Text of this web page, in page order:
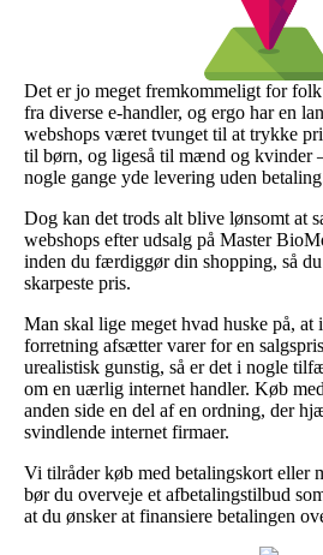
Det er jo meget fremkommeligt for
fra diverse e-handler, og ergo har en
webshops været tvunget til at trykke
til børn, og ligeså til mænd og kvinder
nogle gange yde levering uden
Dog kan det trods alt blive lønsomt at
webshops efter udsalg på Master
inden du færdiggør din shopping, så
skarpeste pris.
Man skal lige meget hvad huske på,
forretning afsætter varer for en
urealistisk gunstig, så er det i nogle
om en uærlig internet handler. Køb
anden side en del af en ordning, der
svindlende internet firmaer.
Vi tilråder køb med betalingskort eller
bør du overveje et afbetalingstilbud
at du ønsker at finansiere betalingen